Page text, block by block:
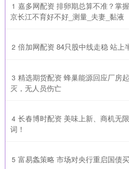
1 嘉多网配资 排卵期总算不准？掌
京长江不育好不好_测量_夫妻_黏液
2 倍加网配资 84只股中线走稳 站上
3 精选期货配资 蜂巢能源回应厂房
灭，无人员伤亡
4 长春博时配资 美味上新、商机无
词！
5 富易螽策略 市场对央行重启国债